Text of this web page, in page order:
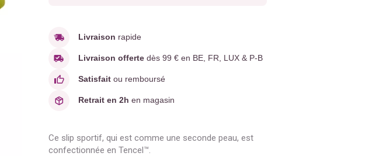
Livraison rapide
Livraison offertedès 99 € en BE, FR, LUX & P-B
Satisfaitou remboursé
Retrait en 2h en magasin
Ce slip sportif, qui est comme une seconde peau, est
confectionnée en Tencel™.